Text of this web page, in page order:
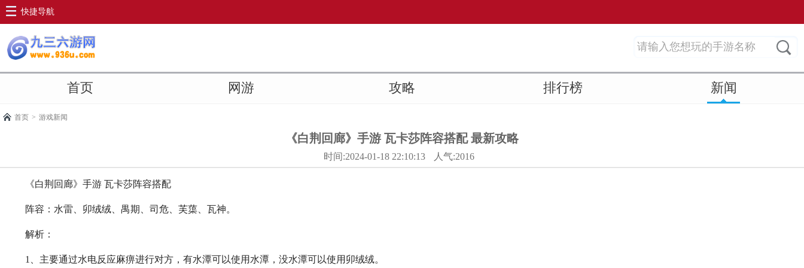
快捷导航
首页 网游 攻略 排行榜 新闻
首页 > 游戏新闻
《白荆回廊》手游 瓦卡莎阵容搭配 最新攻略
时间:2024-01-18 22:10:13 人气:2016
《白荆回廊》手游 瓦卡莎阵容搭配
阵容：水雷、卯绒绒、禺期、司危、芙蕖、瓦神。
解析：
1、主要通过水电反应麻痹进行对方，有水潭可以使用水潭，没水潭可以使用卯绒绒。